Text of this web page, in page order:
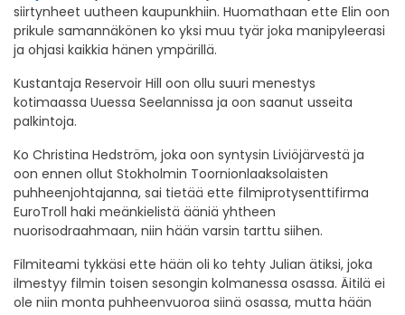
siirtynheet uutheen kaupunkhiin. Huomathaan ette Elin oon
prikule samannäkönen ko yksi muu tyär joka manipyleerasi
ja ohjasi kaikkia hänen ympärillä.
Kustantaja Reservoir Hill oon ollu suuri menestys
kotimaassa Uuessa Seelannissa ja oon saanut usseita
palkintoja.
Ko Christina Hedström, joka oon syntysin Liviöjärvestä ja
oon ennen ollut Stokholmin Toornionlaaksolaisten
puhheenjohtajanna, sai tietää ette filmiprotysenttifirma
EuroTroll haki meänkielistä ääniä yhtheen
nuorisodraahmaan, niin hään varsin tarttu siihen.
Filmiteami tykkäsi ette hään oli ko tehty Julian ätiksi, joka
ilmestyy filmin toisen sesongin kolmanessa osassa. Äitilä ei
ole niin monta puhheenvuoroa siinä osassa, mutta hään